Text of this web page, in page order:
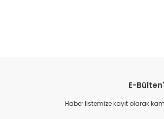
E-
Haber listemize kayıt olarak